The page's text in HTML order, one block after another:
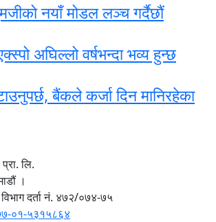
नयाँ मोडल लञ्च गर्दैछौं
अघिल्लो वर्षभन्दा भव्य हुन्छ
बैंकले कर्जा दिन मानिरहेका
लि.
।
दर्ता नं. ४७२/०७४-७५
०१-५३१५८६४